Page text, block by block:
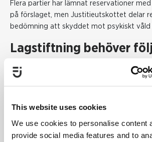
This website uses cookies
We use cookies to personalise content
provide social media features and to
Flera partier har lämnat reservationer med
på förslaget, men Justitieutskottet delar
bedömning att skyddet mot psykiskt våld
Lagstiftning behöver
kunskap
utbildning och kunskap för att lagen ska
praktiken. Det ökar möjligheterna för